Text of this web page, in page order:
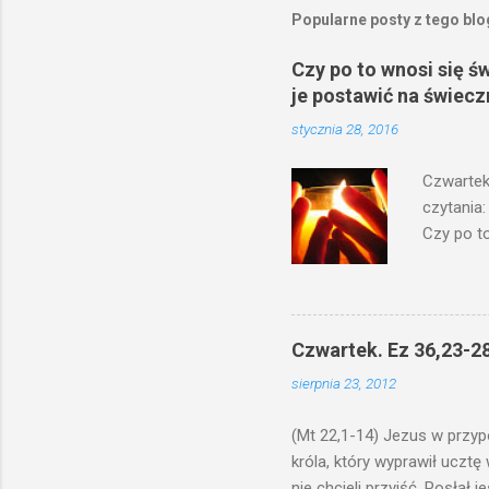
ś
i
j
k
o
n
t
a
r
z
Popularne posty z tego
Czy po to wnosi się
je postawić na
stycznia 28, 2016
czytania:
Czy po
niechaj
ma. W
by je
Czwartek. Ez 36,23-
sierpnia 23, 2012
(Mt 22,1-14) Jezus w
króla, który wyprawił ucztę